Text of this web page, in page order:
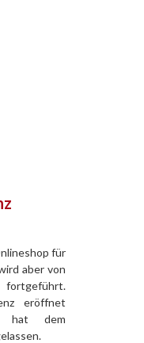
für
aber von
fortgeführt.
eröffnet
hat dem